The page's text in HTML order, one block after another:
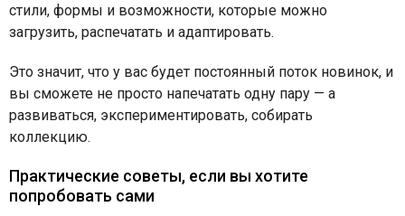
стили, формы и возможности, которые можно
загрузить, распечатать и адаптировать.
Это значит, что у вас будет постоянный поток новинок, и
вы сможете не просто напечатать одну пару — а
развиваться, экспериментировать, собирать
коллекцию.
Практические советы, если вы хотите
попробовать сами